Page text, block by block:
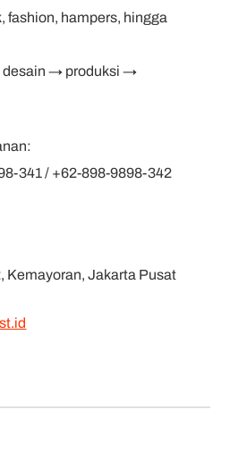
fashion, hampers, hingga
desain → produksi →
341 / +62-898-9898-342
Kemayoran, Jakarta Pusat